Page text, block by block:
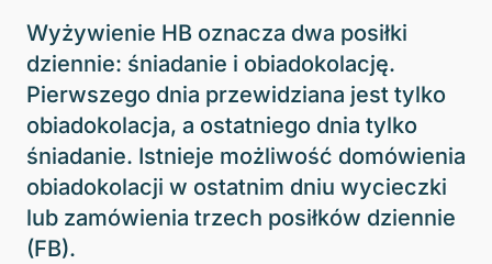
Wyżywienie HB oznacza dwa posiłki
dziennie: śniadanie i obiadokolację.
Pierwszego dnia przewidziana jest tylko
obiadokolacja, a ostatniego dnia tylko
śniadanie. Istnieje możliwość domówienia
obiadokolacji w ostatnim dniu wycieczki
lub zamówienia trzech posiłków dziennie
(FB).